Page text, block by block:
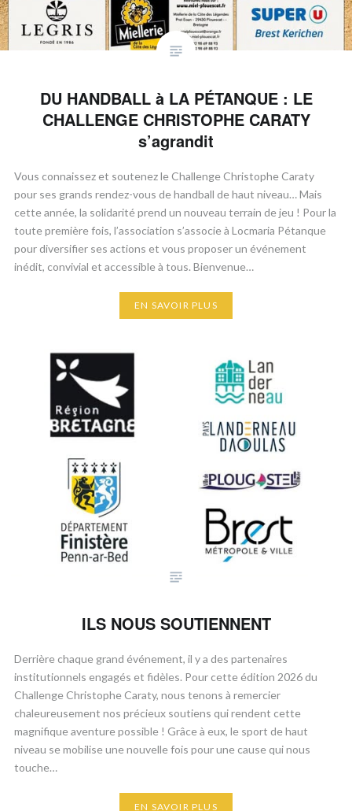
DU HANDBALL à LA PÉTANQUE : LE
CHALLENGE CHRISTOPHE CARATY
s’agrandit
​Vous connaissez et soutenez le Challenge Christophe Caraty
pour ses grands rendez-vous de handball de haut niveau… Mais
cette année, la solidarité prend un nouveau terrain de jeu ! ​Pour la
toute première fois, l’association s’associe à Locmaria Pétanque
pour diversifier ses actions et vous proposer un événement
inédit, convivial et accessible à tous. ​Bienvenue…
EN SAVOIR PLUS
ILS NOUS SOUTIENNENT
​Derrière chaque grand événement, il y a des partenaires
institutionnels engagés et fidèles. Pour cette édition 2026 du
Challenge Christophe Caraty, nous tenons à remercier
chaleureusement nos précieux soutiens qui rendent cette
magnifique aventure possible ! ​Grâce à eux, le sport de haut
niveau se mobilise une nouvelle fois pour une cause qui nous
touche…
EN SAVOIR PLUS